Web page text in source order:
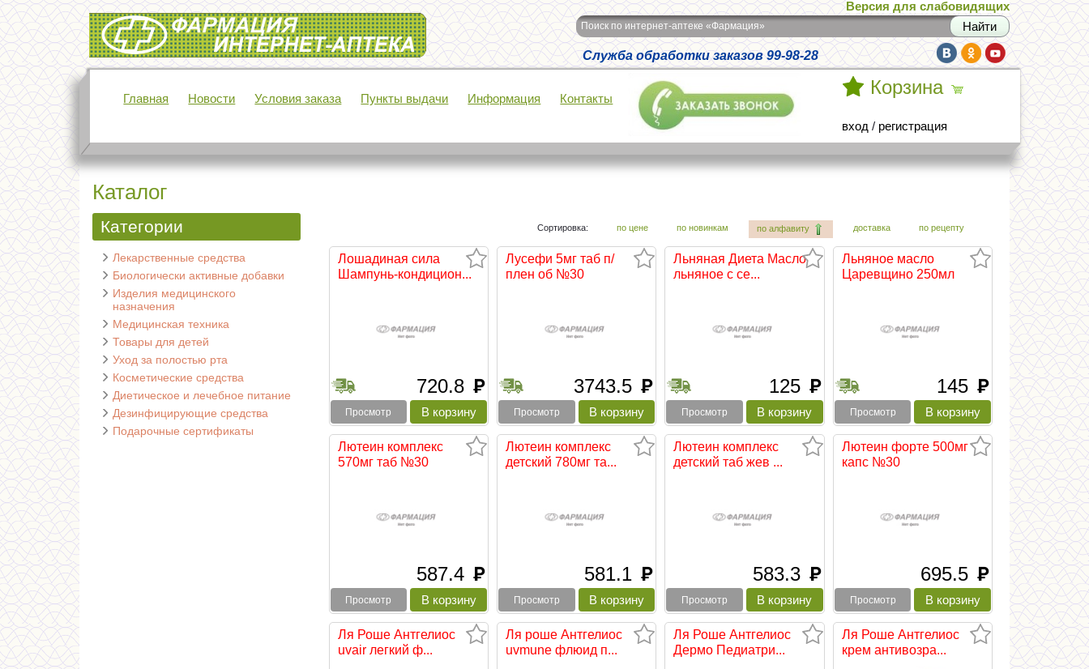
Интернет-аптека Фармация
Версия для слабовидящих
Поиск по интернет-аптеке «Фармация»
Служба обработки заказов 99-98-28
Главная Новости Условия заказа Пункты выдачи Информация Контакты
Корзина
вход / регистрация
Каталог
Категории
Лекарственные средства
Биологически активные добавки
Изделия медицинского
назначения
Медицинская техника
Товары для детей
Уход за полостью рта
Косметические средства
Диетическое и лечебное питание
Дезинфицирующие средства
Подарочные сертификаты
Сортировка: по цене по новинкам по алфавиту доставка по рецепту
Лошадиная сила
Шампунь-кондицион...
720.8 руб
Просмотр
Лусефи 5мг таб п/
плен об №30
3743.5 руб
Просмотр
Льняная Диета Масло
льняное с се...
125 руб
Просмотр
Льняное масло
Царевщино 250мл
145 руб
Просмотр
Лютеин комплекс
570мг таб №30
587.4 руб
Просмотр
Лютеин комплекс
детский 780мг та...
581.1 руб
Просмотр
Лютеин комплекс
детский таб жев ...
583.3 руб
Просмотр
Лютеин форте 500мг
капс №30
695.5 руб
Просмотр
Ля Роше Антгелиос
uvair легкий ф...
Ля роше Антгелиос
uvmune флюид п...
Ля Роше Антгелиос
Дермо Педиатри...
Ля Роше Антгелиос
крем антивозра...